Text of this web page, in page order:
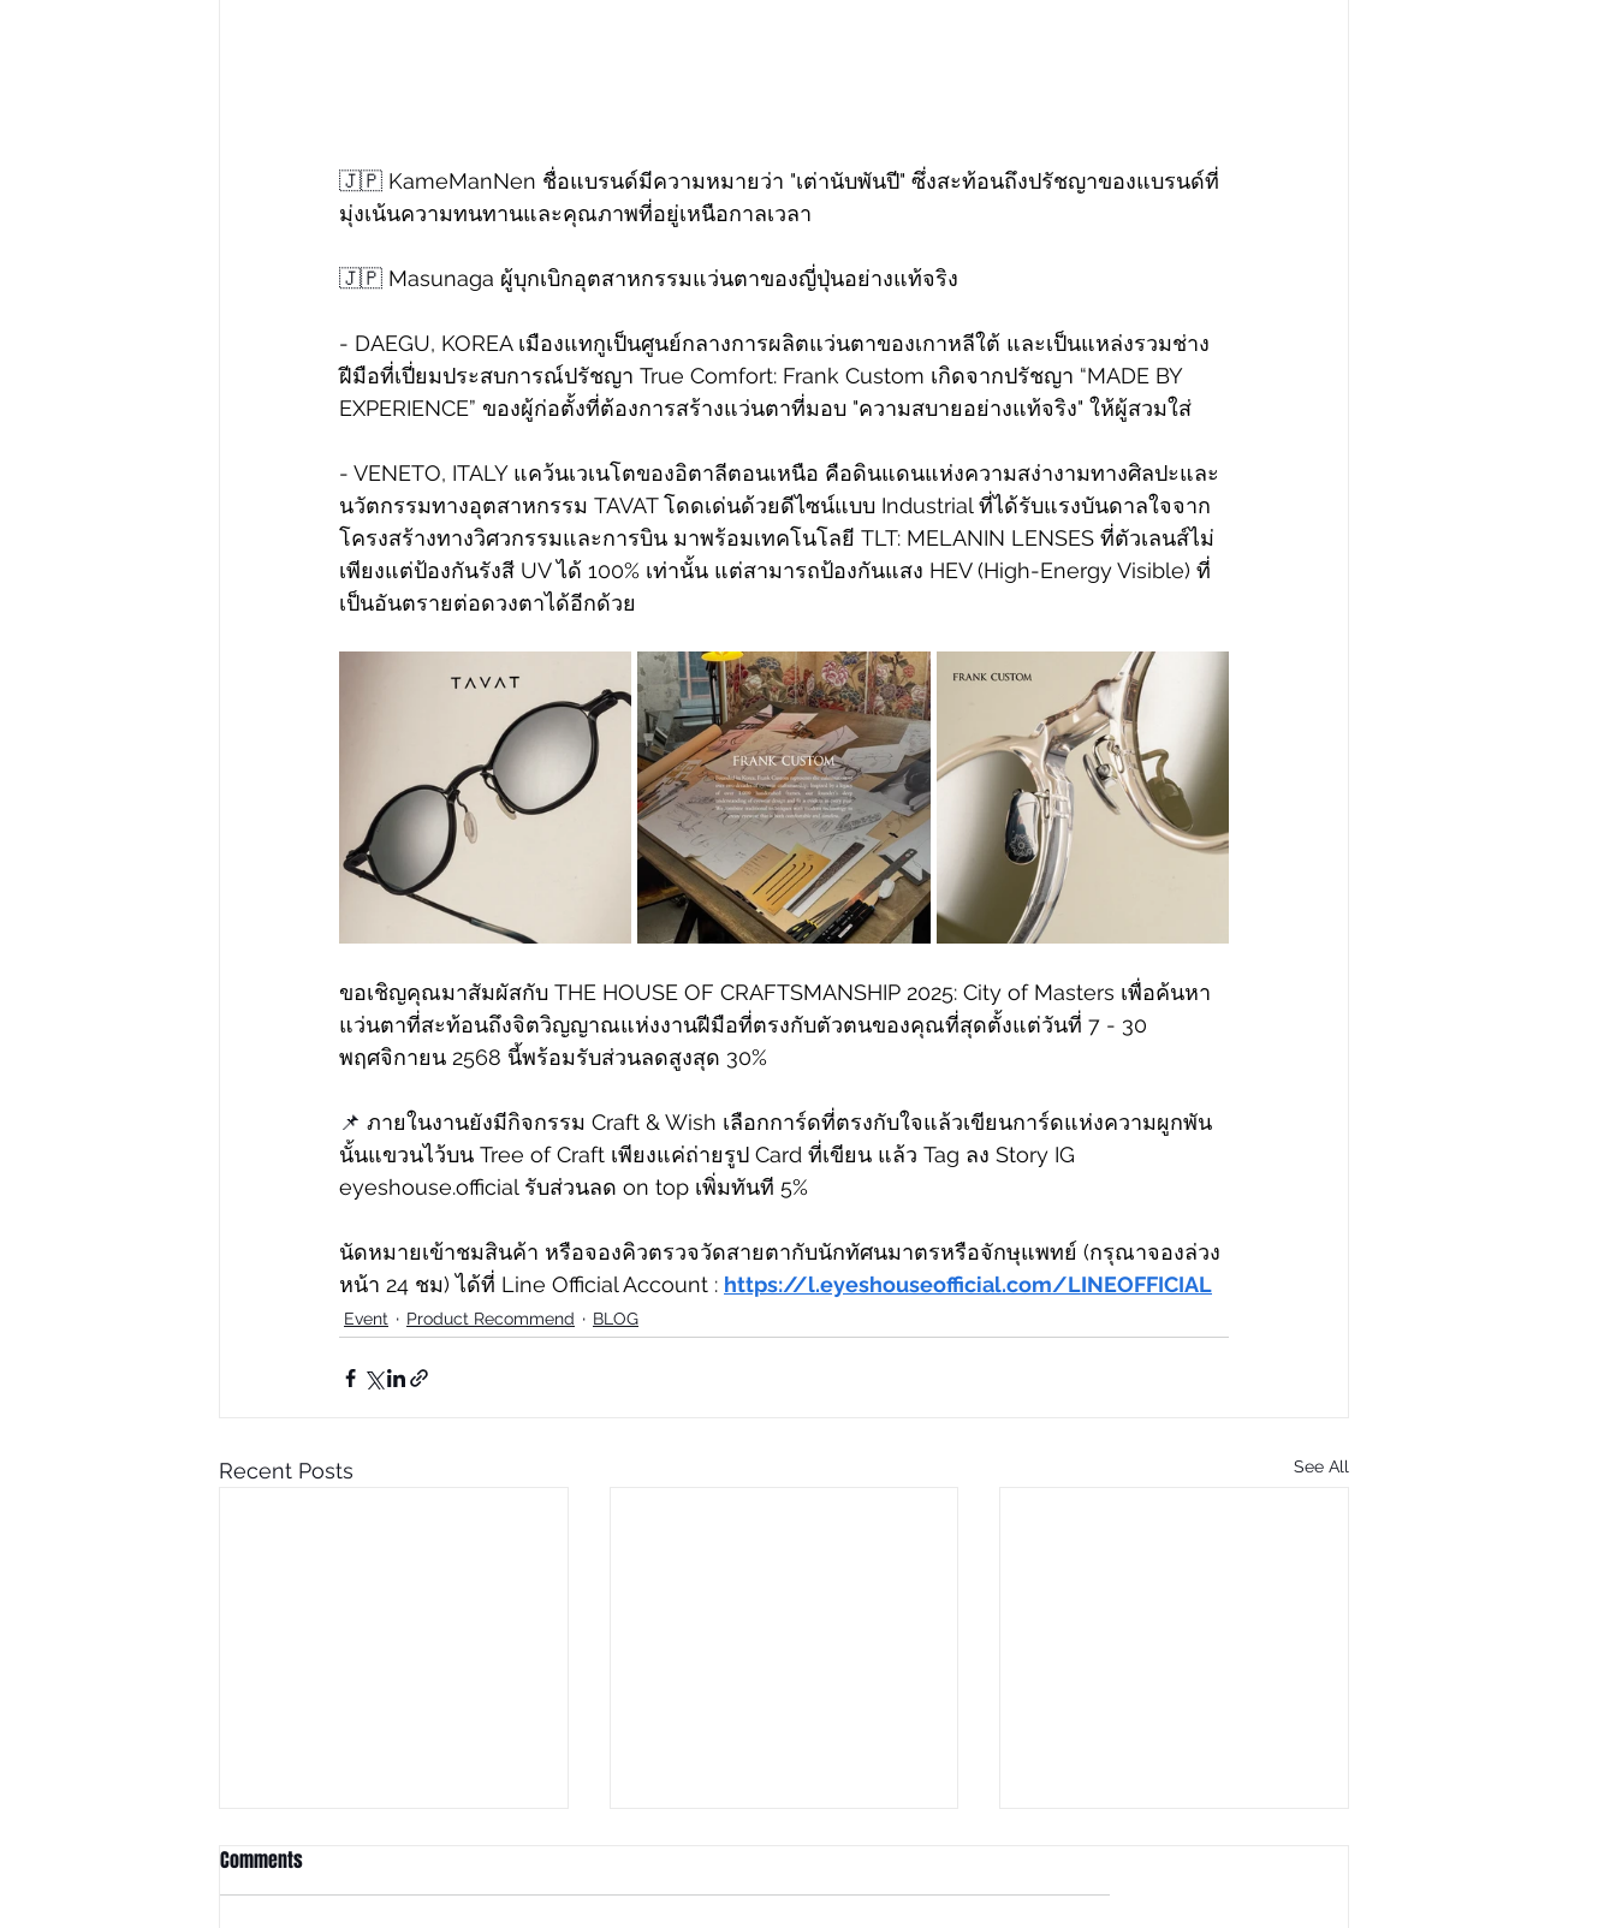
🇯🇵 KameManNen ชื่อแบรนด์มีความหมายว่า "เต่านับพันปี" ซึ่งสะท้อนถึงปรัชญาของแบรนด์ที่
มุ่งเน้นความทนทานและคุณภาพที่อยู่เหนือกาลเวลา
🇯🇵 Masunaga ผู้บุกเบิกอุตสาหกรรมแว่นตาของญี่ปุ่นอย่างแท้จริง
- DAEGU, KOREA เมืองแทกูเป็นศูนย์กลางการผลิตแว่นตาของเกาหลีใต้ และเป็นแหล่งรวมช่าง
ฝีมือที่เปี่ยมประสบการณ์ปรัชญา True Comfort: Frank Custom เกิดจากปรัชญา “MADE BY
EXPERIENCE” ของผู้ก่อตั้งที่ต้องการสร้างแว่นตาที่มอบ "ความสบายอย่างแท้จริง" ให้ผู้สวมใส่
- VENETO, ITALY แคว้นเวเนโตของอิตาลีตอนเหนือ คือดินแดนแห่งความสง่างามทางศิลปะและ
นวัตกรรมทางอุตสาหกรรม TAVAT โดดเด่นด้วยดีไซน์แบบ Industrial ที่ได้รับแรงบันดาลใจจาก
โครงสร้างทางวิศวกรรมและการบิน มาพร้อมเทคโนโลยี TLT: MELANIN LENSES ที่ตัวเลนส์ไม่
เพียงแต่ป้องกันรังสี UV ได้ 100% เท่านั้น แต่สามารถป้องกันแสง HEV (High-Energy Visible) ที่
เป็นอันตรายต่อดวงตาได้อีกด้วย
ขอเชิญคุณมาสัมผัสกับ THE HOUSE OF CRAFTSMANSHIP 2025: City of Masters เพื่อค้นหา
แว่นตาที่สะท้อนถึงจิตวิญญาณแห่งงานฝีมือที่ตรงกับตัวตนของคุณที่สุดตั้งแต่วันที่ 7 - 30
พฤศจิกายน 2568 นี้พร้อมรับส่วนลดสูงสุด 30%
📌 ภายในงานยังมีกิจกรรม Craft & Wish เลือกการ์ดที่ตรงกับใจแล้วเขียนการ์ดแห่งความผูกพัน
นั้นแขวนไว้บน Tree of Craft เพียงแค่ถ่ายรูป Card ที่เขียน แล้ว Tag ลง Story IG
eyeshouse.official รับส่วนลด on top เพิ่มทันที 5%
นัดหมายเข้าชมสินค้า หรือจองคิวตรวจวัดสายตากับนักทัศนมาตรหรือจักษุแพทย์ (กรุณาจองล่วง
หน้า 24 ชม) ได้ที่ Line Official Account : https://l.eyeshouseofficial.com/LINEOFFICIAL
Event Product Recommend BLOG
Recent Posts See All
Comments